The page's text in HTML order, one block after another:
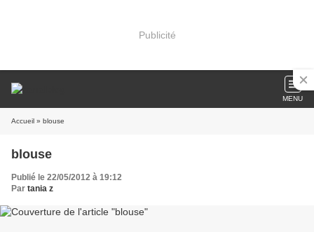
Publicité
MENU
Accueil » blouse
blouse
Publié le 22/05/2012 à 19:12
Par tania z